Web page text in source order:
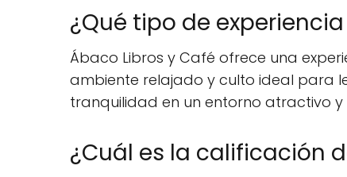
¿Qué tipo de
Ábaco Libros y Café ofrece una
ambiente relajado y culto ideal para
tranquilidad en un entorno atractivo
¿Cuál es la calificación